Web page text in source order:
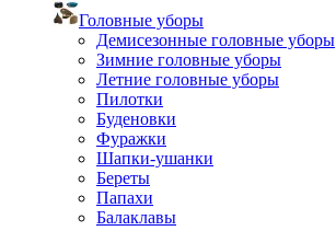
Головные уборы
Демисезонные головные уборы
Зимние головные уборы
Летние головные уборы
Пилотки
Буденовки
Фуражки
Шапки-ушанки
Береты
Папахи
Балаклавы